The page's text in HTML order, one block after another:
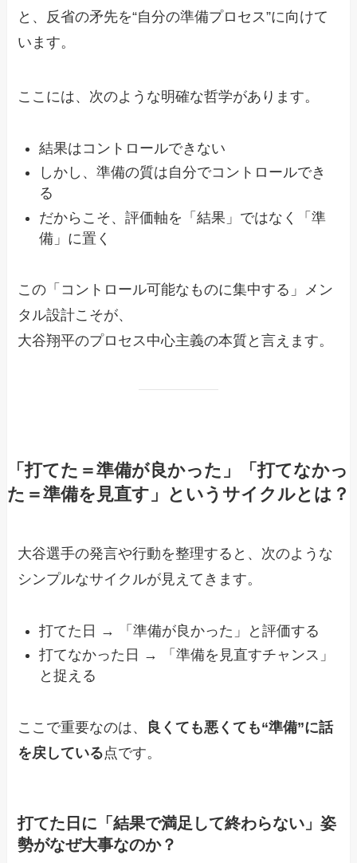
と、反省の矛先を“自分の準備プロセス”に向けて
います。
ここには、次のような明確な哲学があります。
結果はコントロールできない
しかし、準備の質は自分でコントロールでき
る
だからこそ、評価軸を「結果」ではなく「準
備」に置く
この「コントロール可能なものに集中する」メン
タル設計こそが、
大谷翔平のプロセス中心主義の本質と言えます。
「打てた＝準備が良かった」「打てなかっ
た＝準備を見直す」というサイクルとは？
大谷選手の発言や行動を整理すると、次のような
シンプルなサイクルが見えてきます。
打てた日 → 「準備が良かった」と評価する
打てなかった日 → 「準備を見直すチャンス」
と捉える
ここで重要なのは、
良くても悪くても“準備”に話
を戻している点です。
打てた日に「結果で満足して終わらない」姿
勢がなぜ大事なのか？